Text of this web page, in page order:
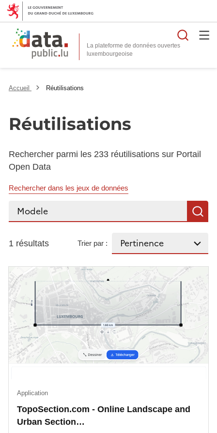
La plateforme de données ouvertes
Accueil Réutilisations
Réutilisations
Rechercher parmi les 233 réutilisations sur Portail
Open Data
Rechercher dans les jeux de données
Rechercher...
1 résultats Trier par :
TopoSection.com - Online Landscape and
Urban Section…
Application